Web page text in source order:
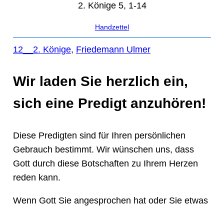
2. Könige 5, 1-14
Handzettel
12__2. Könige, Friedemann Ulmer
Wir laden Sie herzlich ein,
sich eine Predigt anzuhören!
Diese Predigten sind für Ihren persönlichen
Gebrauch bestimmt. Wir wünschen uns, dass
Gott durch diese Botschaften zu Ihrem Herzen
reden kann.
Wenn Gott Sie angesprochen hat oder Sie etwas